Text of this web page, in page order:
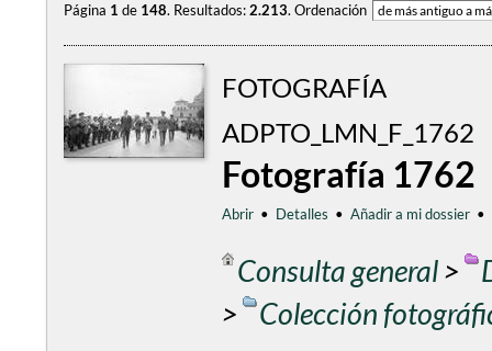
Página 1 de 148. Resultados:2.213. Ordenación
FOTOGRAFÍA
ADPTO_LMN_F_1762
Fotografía 1762
Abrir • Detalles • Añadir a mi dossier •
Consulta general>
>
Colección